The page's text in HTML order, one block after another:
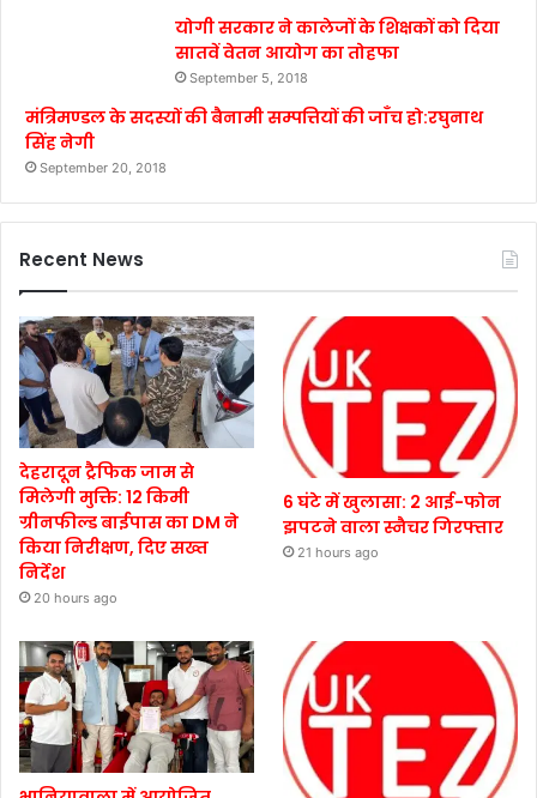
योगी सरकार ने कालेजों के शिक्षकों को दिया
सातवें वेतन आयोग का तोहफा
September 5, 2018
मंत्रिमण्डल के सदस्यों की बैनामी सम्पत्तियों की जाँच हो:रघुनाथ
सिंह नेगी
September 20, 2018
Recent News
देहरादून ट्रैफिक जाम से
मिलेगी मुक्ति: 12 किमी
ग्रीनफील्ड बाईपास का DM ने
किया निरीक्षण, दिए सख्त
निर्देश
20 hours ago
6 घंटे में खुलासा: 2 आई-फोन
झपटने वाला स्नैचर गिरफ्तार
21 hours ago